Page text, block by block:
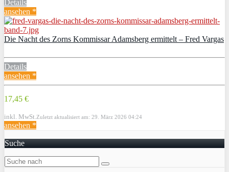
Details
ansehen *
Die Nacht des Zorns Kommissar Adamsberg ermittelt – Fred Vargas
Details
ansehen *
17,45 €
inkl. MwSt. Zuletzt aktualisiert am: 29. März 2026 04:24
ansehen *
Suche